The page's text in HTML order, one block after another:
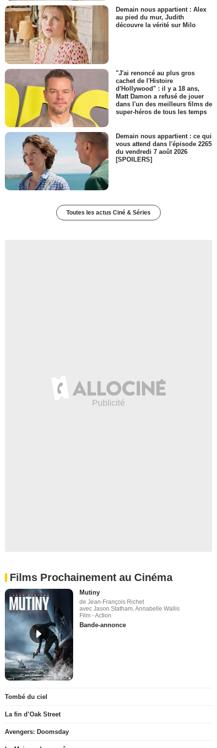
Demain nous appartient : Alex
au pied du mur, Judith
découvre la vérité sur Milo
"J'ai renoncé au plus gros
cachet de l'Histoire
d'Hollywood" : il y a 18 ans,
Matt Damon a refusé de jouer
dans l'un des meilleurs films de
super-héros de tous les temps
Demain nous appartient : ce qui
vous attend dans l'épisode 2265
du vendredi 7 août 2026
[SPOILERS]
Toutes les actus Ciné & Séries
Films Prochainement au Cinéma
Mutiny
de Jean-François Richet
avec Jason Statham, Annabelle Wallis
Film - Action
Bande-annonce
Tombé du ciel
La fin d’Oak Street
Avengers: Doomsday